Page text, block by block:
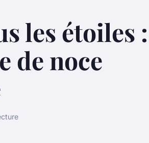
les étoiles :
de noce